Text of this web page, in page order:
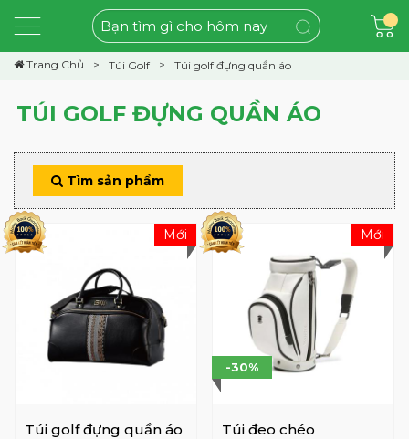
Trang Chủ Túi Golf Túi golf đựng quần áo
TÚI GOLF ĐỰNG QUẦN ÁO
Tìm sản phẩm
Túi golf đựng quần áo
Mới
Túi đeo chéo
-30%
Mới